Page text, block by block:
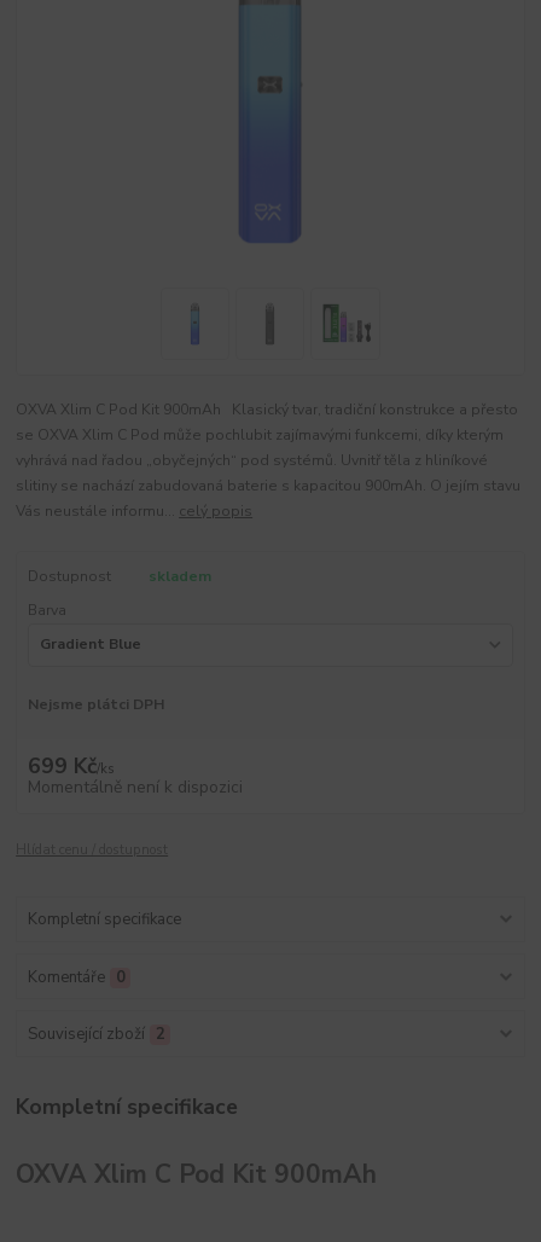
OXVA Xlim C Pod Kit 900mAh Klasický tvar, tradiční konstrukce a přesto
se OXVA Xlim C Pod může pochlubit zajímavými funkcemi, díky kterým
vyhrává nad řadou „obyčejných“ pod systémů. Uvnitř těla z hliníkové
slitiny se nachází zabudovaná baterie s kapacitou 900mAh. O jejím stavu
Vás neustále informu... celý popis
Dostupnost
skladem
Barva
Nejsme plátci DPH
699 Kč/ks
Momentálně není k dispozici
Kompletní specifikace
Komentáře 0
Související zboží 2
Kompletní specifikace
OXVA Xlim C Pod Kit 900mAh